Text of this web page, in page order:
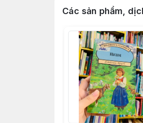
Các sản phẩm,